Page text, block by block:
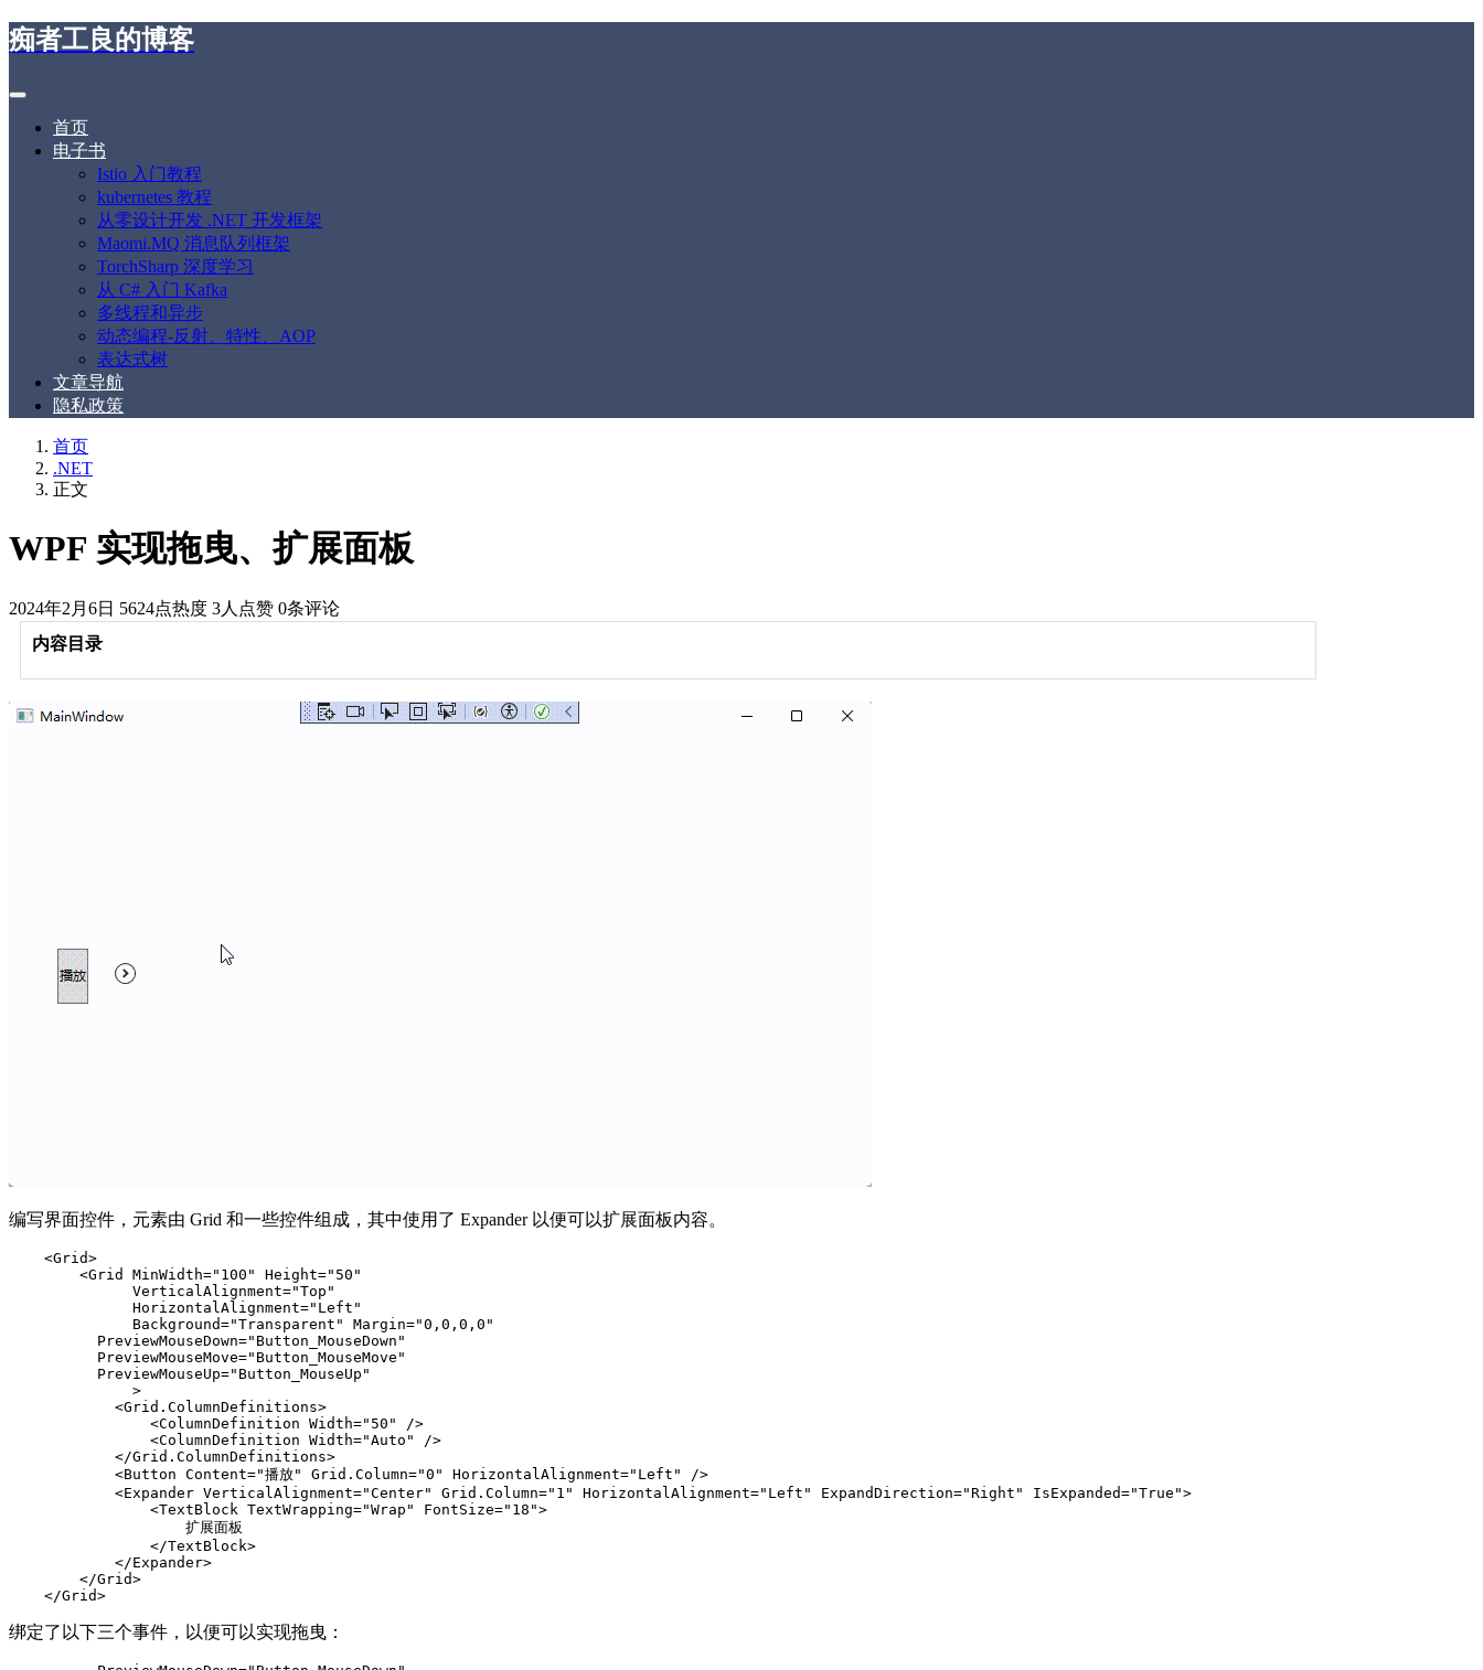
痴者工良的博客
首页
电子书
Istio 入门教程
kubernetes 教程
从零设计开发 .NET 开发框架
Maomi.MQ 消息队列框架
TorchSharp 深度学习
从 C# 入门 Kafka
多线程和异步
动态编程-反射、特性、AOP
表达式树
文章导航
隐私政策
首页
.NET
正文
WPF 实现拖曳、扩展面板
2024年2月6日 5624点热度 3人点赞 0条评论
内容目录
编写界面控件，元素由 Grid 和一些控件组成，其中使用了 Expander 以便可以扩展面板内容。
    <Grid>
        <Grid MinWidth="100" Height="50"
              VerticalAlignment="Top"
              HorizontalAlignment="Left"
              Background="Transparent" Margin="0,0,0,0"
          PreviewMouseDown="Button_MouseDown"
          PreviewMouseMove="Button_MouseMove"
          PreviewMouseUp="Button_MouseUp"
              >
            <Grid.ColumnDefinitions>
                <ColumnDefinition Width="50" />
                <ColumnDefinition Width="Auto" />
            </Grid.ColumnDefinitions>
            <Button Content="播放" Grid.Column="0" HorizontalAlignment="Left" />
            <Expander VerticalAlignment="Center" Grid.Column="1" HorizontalAlignment="Left" ExpandDirection="Right" IsExpanded="True">
                <TextBlock TextWrapping="Wrap" FontSize="18">
                    扩展面板
                </TextBlock>
            </Expander>
        </Grid>
    </Grid>
绑定了以下三个事件，以便可以实现拖曳：